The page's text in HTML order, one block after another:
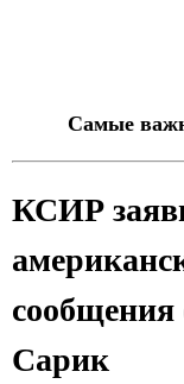
Самые
КСИР
сообщения
Сарик